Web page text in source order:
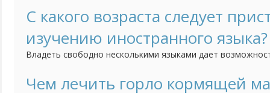
С какого возраста следует
изучению иностранного языка?
Владеть свободно несколькими языками дает
преимущества для получения образования и интересной
5-ти лет ребенок способен усвоить в разы больше
Чем лечить горло кормящей